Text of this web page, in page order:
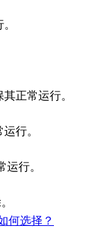
正常运行。
行。
行。
何选择？